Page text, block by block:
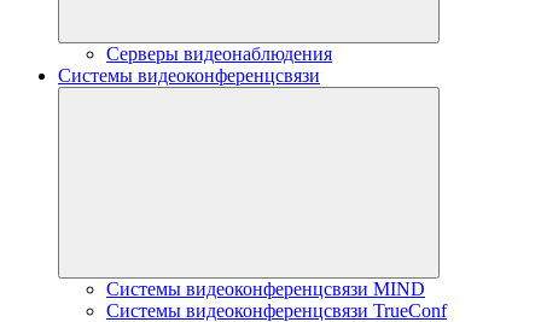
Серверы видеонаблюдения
Системы видеоконференцсвязи
Системы видеоконференцсвязи MIND
Системы видеоконференцсвязи TrueConf